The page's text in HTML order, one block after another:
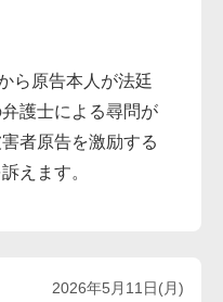
ら原告本人が法廷
護士による尋問が
者原告を激励する
えます。
2026年5月11日(月)